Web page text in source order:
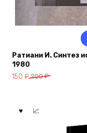
Ратиани И. Синтез
1980
200₽
Первоначальная
150 ₽
Текущая